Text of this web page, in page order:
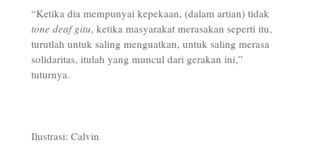
“Ketika dia mempunyai kepekaan, (dalam artian) tidak
tone deaf gitu, ketika masyarakat merasakan seperti itu,
turutlah untuk saling menguatkan, untuk saling merasa
solidaritas, itulah yang muncul dari gerakan ini,”
tuturnya.
Ilustrasi: Calvin